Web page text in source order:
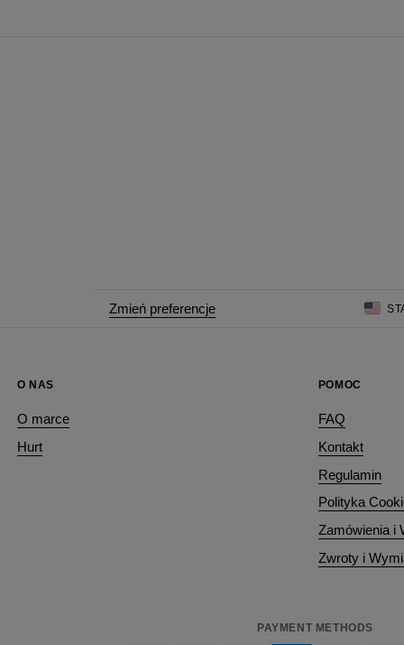
Zmień preferencje
O NAS
O marce
Hurt
POMOC
FAQ
Kontakt
Regulamin
Polityka
Zamówienia i
Zwroty i
PAYMENT METHODS